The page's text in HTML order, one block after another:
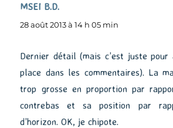
MSEI B.D.
28 août 2013 à 14 h 05 min
Dernier détail (mais c’est juste
place dans les commentaires). La
trop grosse en proportion par
contrebas et sa position par
d’horizon. OK, je chipote.